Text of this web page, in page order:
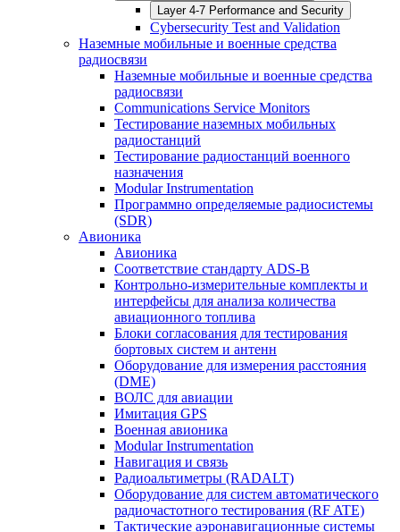
Layer 4-7 Performance and Security
Cybersecurity Test and Validation
Наземные мобильные и военные средства
радиосвязи
Наземные мобильные и военные средства
радиосвязи
Communications Service Monitors
Тестирование наземных мобильных
радиостанций
Тестирование радиостанций военного
назначения
Modular Instrumentation
Программно определяемые радиосистемы
(SDR)
Авионика
Авионика
Соответствие стандарту ADS-B
Контрольно-измерительные комплекты и
интерфейсы для анализа количества
авиационного топлива
Блоки согласования для тестирования
бортовых систем и антенн
Оборудование для измерения расстояния
(DME)
ВОЛС для авиации
Имитация GPS
Военная авионика
Modular Instrumentation
Навигация и связь
Радиоальтиметры (RADALT)
Оборудование для систем автоматического
радиочастотного тестирования (RF ATE)
Тактические аэронавигационные системы